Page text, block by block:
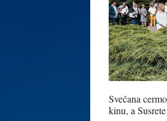
Svečana
kinu, a